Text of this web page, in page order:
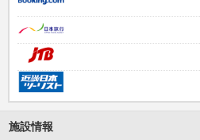
施設情報